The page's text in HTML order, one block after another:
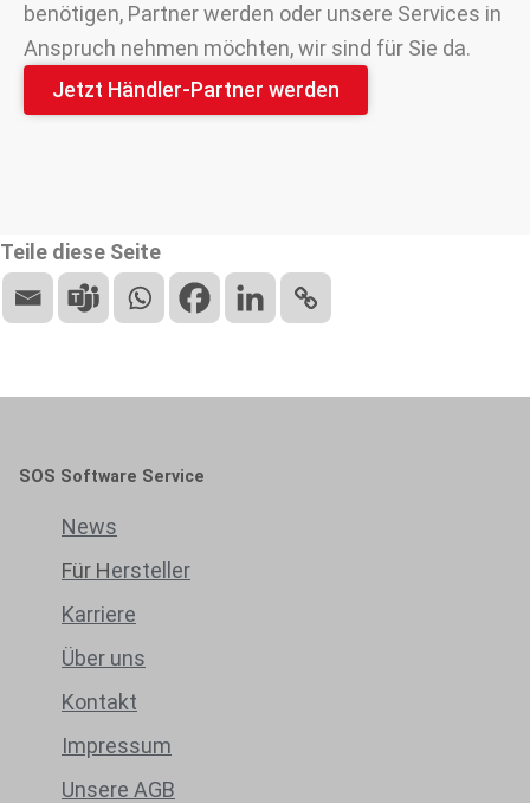
benötigen, Partner werden oder unsere Services in
Anspruch nehmen möchten, wir sind für Sie da.
Jetzt Händler-Partner werden
Teile diese Seite
SOS Software Service
News
Für Hersteller
Karriere
Über uns
Kontakt
Impressum
Unsere AGB